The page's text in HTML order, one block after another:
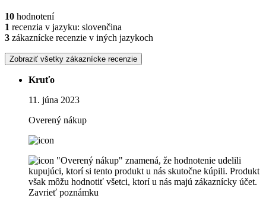
10 hodnotení
1 recenzia v jazyku: slovenčina
3 zákaznícke recenzie v iných jazykoch
Zobraziť všetky zákaznícke recenzie
Kruťo
11. júna 2023
Overený nákup
"Overený nákup" znamená, že hodnotenie udelili
kupujúci, ktorí si tento produkt u nás skutočne kúpili. Produkt
však môžu hodnotiť všetci, ktorí u nás majú zákaznícky účet.
Zavrieť poznámku